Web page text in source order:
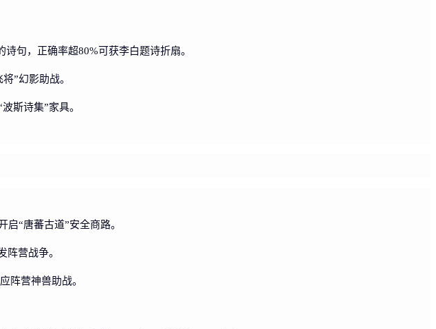
句，正确率超80%可获李白题诗折扇。
”幻影助战。
斯诗集”家具。
“唐蕃古道”安全商路。
阵营战争。
阵营神兽助战。